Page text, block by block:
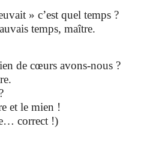
» c’est quel temps ?
temps, maître.
de cœurs avons-nous ?
et le mien !
correct !)